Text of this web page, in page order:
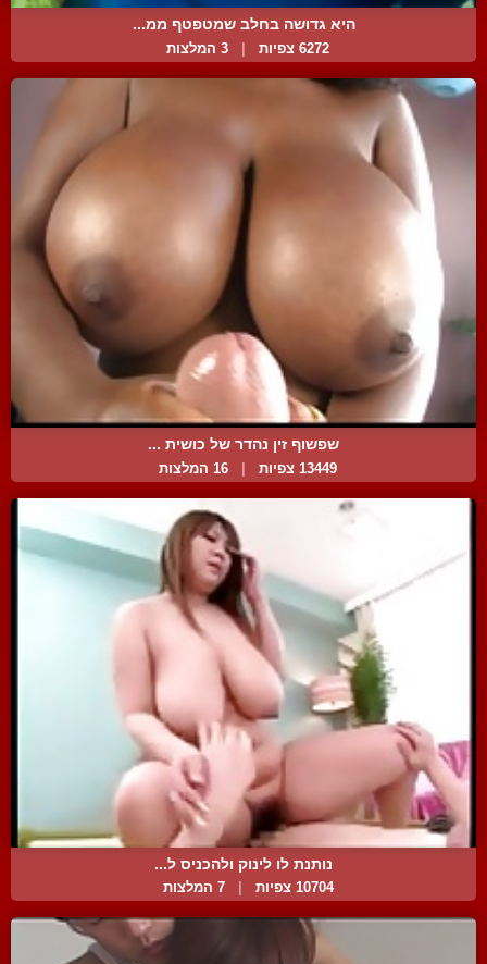
היא גדושה בחלב שמטפטף ממ...
6272 צפיות 3 המלצות
שפשוף זין נהדר של כושית ...
13449 צפיות | 16 המלצות
נותנת לו לינוק ולהכניס ל...
10704 צפיות 7 המלצות